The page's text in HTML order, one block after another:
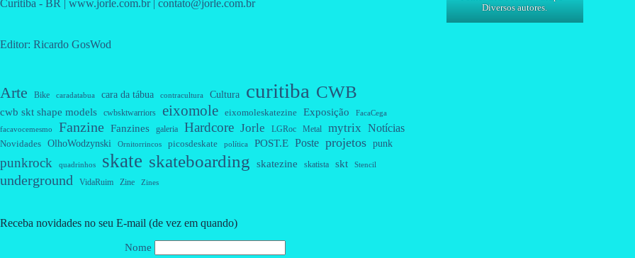
Curitiba - BR | www.jorle.com.br | contato@jorle.com.br
Editor: Ricardo GosWod
Arte Bike caradatabua cara da tábua contracultura Cultura curitiba CWB
cwb skt shape models cwbsktwarriors eixomole eixomoleskatezine Exposição FacaCega
facavocemesmo Fanzine Fanzines galeria Hardcore Jorle LGRoc Metal mytrix Notícias
Novidades OlhoWodzynski Ornitorrincos picosdeskate política POST.E Poste projetos punk
punkrock quadrinhos skate skateboarding skatezine skatista skt Stencil
underground VidaRuim Zine Zines
Receba novidades no seu E-mail (de vez em quando)
Nome
Diversos autores.